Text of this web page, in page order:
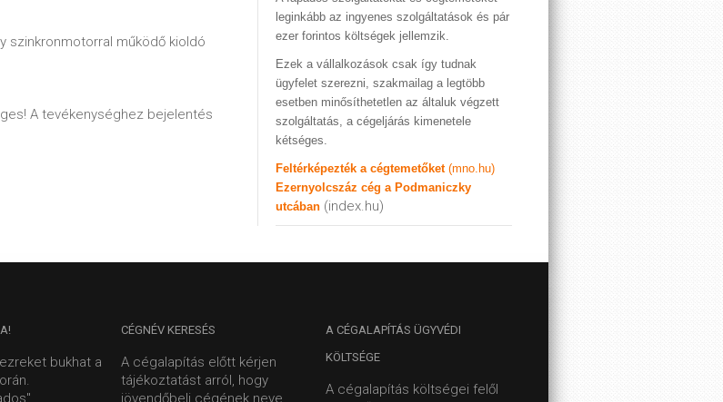
szinkronmotorral működő kioldó
A tevékenységhez bejelentés
leginkább az ingyenes szolgáltatások és pár
ezer forintos költségek jellemzik.
Ezek a vállalkozások csak így tudnak
ügyfelet szerezni, szakmailag a legtöbb
esetben minősíthetetlen az általuk végzett
szolgáltatás, a cégeljárás kimenetele
kétséges.
Feltérképezték a cégtemetőket (mno.hu)
Ezernyolcszáz cég a Podmaniczky
utcában (index.hu)
bukhat a
CÉGNÉV KERESÉS
A cégalapítás előtt kérjen
tájékoztatást arról, hogy
jövendőbeli cégének neve
A CÉGALAPÍTÁS ÜGYVÉDI
KÖLTSÉGE
A cégalapítás költségei felől